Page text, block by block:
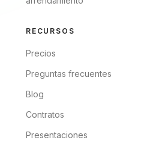
RECURSOS
Precios
Preguntas frecuentes
Blog
Contratos
Presentaciones